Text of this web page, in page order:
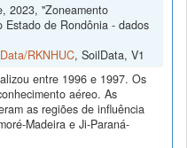
2023, "Zoneamento
Estado de Rondônia - dados
RKNHUC, SoilData, V1
entre 1996 e 1997. Os
aéreo. As
as regiões de influência
Madeira e Ji-Paraná-